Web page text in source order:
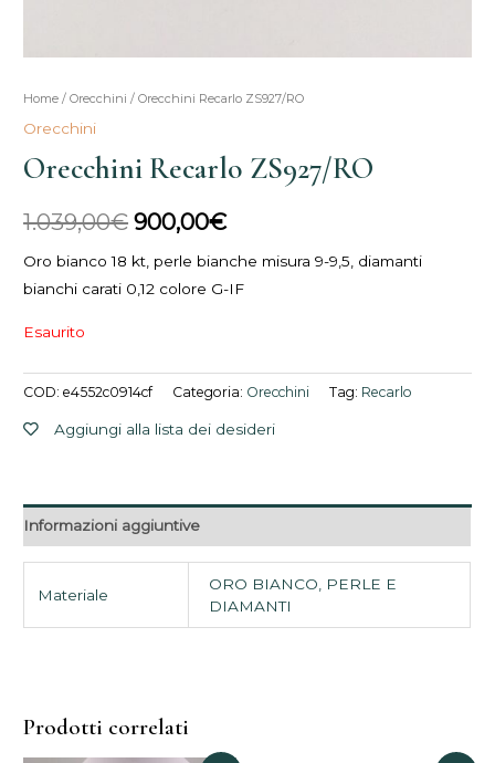
Home /Orecchini / Orecchini Recarlo ZS927/RO
Orecchini
Orecchini Recarlo ZS927/RO
1.039,00€
Il
era:
1.039,00€.
900,00€
Il
attuale
è:
900,00€.
Oro bianco 18 kt, perle bianche misura 9-9,5, diamanti
bianchi carati 0,12 colore G-IF
Esaurito
COD:e4552c0914cf Categoria: Orecchini Tag: Recarlo
Aggiungi alla lista dei desideri
Informazioni aggiuntive
Materiale
ORO BIANCO, PERLE E
DIAMANTI
Prodotti correlati